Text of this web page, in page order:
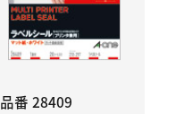
品番 28409